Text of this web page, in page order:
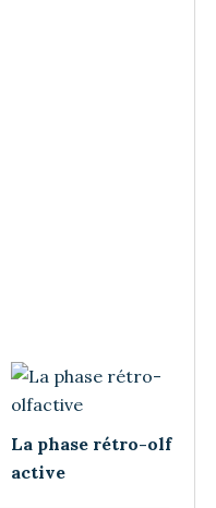
La phase rétro-olf
active